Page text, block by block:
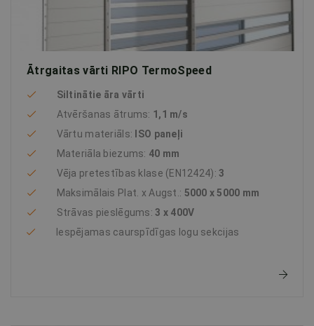
Ātrgaitas vārti RIPO TermoSpeed
Siltinātie āra vārti
Atvēršanas ātrums: 1,1 m/s
Vārtu materiāls:
ISO paneļi
Materiāla biezums: 40 mm
Vēja pretestības klase (EN12424):3
Maksimālais Plat. x Augst.: 5000 x 5000 mm
Strāvas pieslēgums: 3 x 400V
Iespējamas caurspīdīgas logu sekcijas